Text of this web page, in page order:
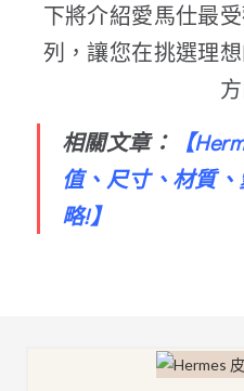
下將介紹愛馬仕最
列，讓您在挑選理
相關文章：
【
值、尺寸、材質
略!】